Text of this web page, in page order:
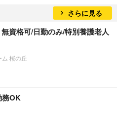
さらに見る
無資格可/日勤のみ/特別養護老人
桜の丘
務OK